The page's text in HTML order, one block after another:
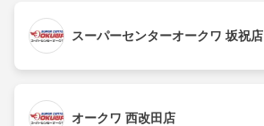
スーパーセンターオークワ 坂祝店
オークワ 西改田店